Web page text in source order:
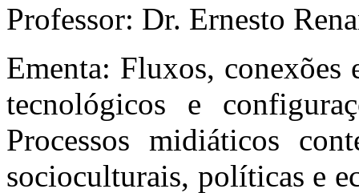
Professor: Dr. Ernesto
Ementa: Fluxos, conexões
tecnológicos e
Processos midiáticos
socioculturais, políticas e